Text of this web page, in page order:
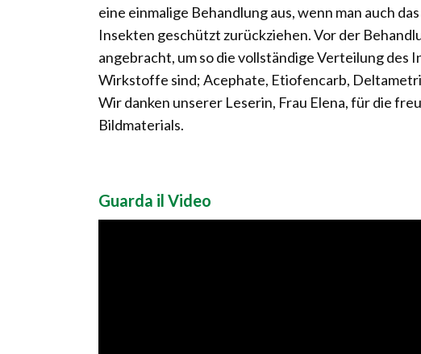
eine einmalige Behandlung aus, wenn man auch
Insekten geschützt zurückziehen. Vor der
angebracht, um so die vollständige Verteilung des
Wirkstoffe sind; Acephate, Etiofencarb,
Wir danken unserer Leserin, Frau Elena, für die
Bildmaterials.
Guarda il Video